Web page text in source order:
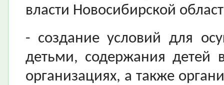
власти Новосибирской
- создание условий для
детьми, содержания детей
организациях, а также